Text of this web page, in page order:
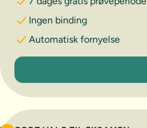
Ingen binding
Automatisk fornyelse
1 måned